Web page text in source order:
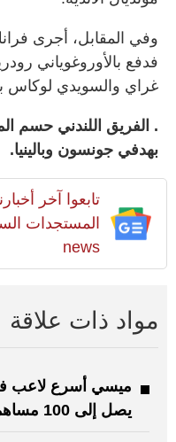
وفي المقابل، أجرى
فدفع بالأوروغوياني
غراي والسويدي لوكاس
. الفريق اللندني حسم
بهدفي جونسون وبالينيا.
تابعوا آخر
news
مواد ذات علاقة
ميسي أسرع لاعب
‌يصل إلى 100 مساهمة تهديفية